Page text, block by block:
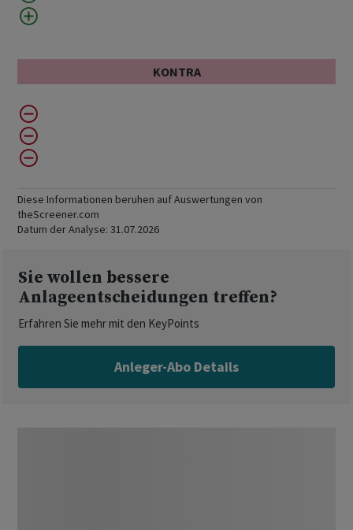
KONTRA
Diese Informationen beruhen auf Auswertungen von
theScreener.com
Datum der Analyse: 31.07.2026
Sie wollen bessere
Anlageentscheidungen treffen?
Erfahren Sie mehr mit den KeyPoints
Anleger-Abo Details